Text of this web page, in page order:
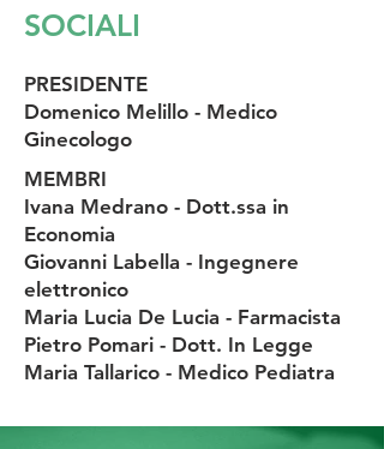
SOCIALI
PRESIDENTE
Domenico Melillo - Medico
Ginecologo
MEMBRI
Ivana Medrano - Dott.ssa in
Economia
Giovanni Labella - Ingegnere
elettronico
Maria Lucia De Lucia - Farmacista
Pietro Pomari - Dott. In Legge
Maria Tallarico - Medico Pediatra